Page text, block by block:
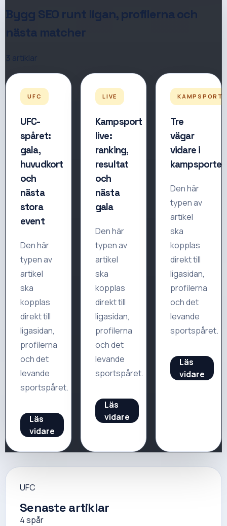
Bygg SEO runt ligan, profilerna och
nästa matcher
3 artiklar
UFC
UFC-
spåret:
gala,
huvudkort
och
nästa
stora
event
Den här
typen av
artikel
ska
kopplas
direkt till
ligasidan,
profilerna
och det
levande
sportspåret.
Läs
vidare
LIVE
Kampsport
live:
ranking,
resultat
och
nästa
gala
Den här
typen av
artikel
ska
kopplas
direkt till
ligasidan,
profilerna
och det
levande
sportspåret.
Läs
vidare
KAMPSPORT
Tre
vägar
vidare i
kampsporten
Den här
typen av
artikel
ska
kopplas
direkt till
ligasidan,
profilerna
och det
levande
sportspåret.
Läs
vidare
UFC
Senaste artiklar
4spår